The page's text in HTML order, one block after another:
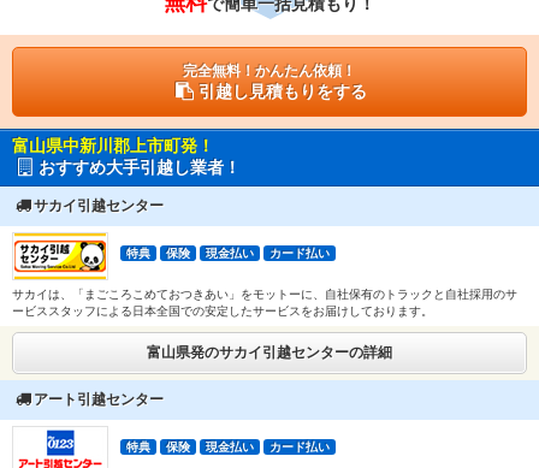
完全無料！かんたん依頼！
引越し見積もりをする
富山県中新川郡上市町発！
おすすめ大手引越し業者！
サカイ引越センター
特典 保険 現金払い カード払い
サカイは、「まごころこめておつきあい」をモットーに、自社保有のトラックと自社採用のサ
ービススタッフによる日本全国での安定したサービスをお届けしております。
富山県発のサカイ引越センターの詳細
アート引越センター
特典 保険 現金払い カード払い